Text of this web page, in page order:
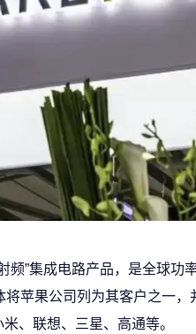
频”集成电路产品，是全球
苹果公司列为其客户之一
、联想、三星、高通等。